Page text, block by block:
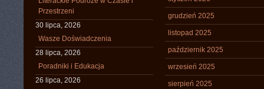
Przestrzeni
30 lipca, 2026
Wasze Doświadczenia
28 lipca, 2026
Poradniki i Edukacja
26 lipca, 2026
grudzień 2025
listopad 2025
październik 2025
wrzesień 2025
sierpień 2025